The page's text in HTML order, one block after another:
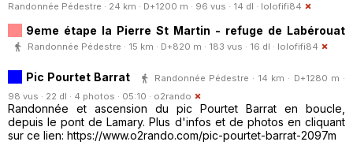
Randonnée Pédestre · 24 km · D+1200 m · 96 vus · 14 dl · lolofifi84
9eme étape la Pierre St Martin - refuge de Labérouat
Randonnée Pédestre · 15 km · D+820 m · 183 vus · 16 dl · lolofifi84
Pic Pourtet Barrat
Randonnée Pédestre · 14 km · D+1280 m ·
98 vus · 22 dl · 4 photos · 05:10 · o2rando
Randonnée et ascension du pic Pourtet Barrat en boucle,
depuis le pont de Lamary. Plus d'infos et de photos en cliquant
sur ce lien: https://www.o2rando.com/pic-pourtet-barrat-2097m